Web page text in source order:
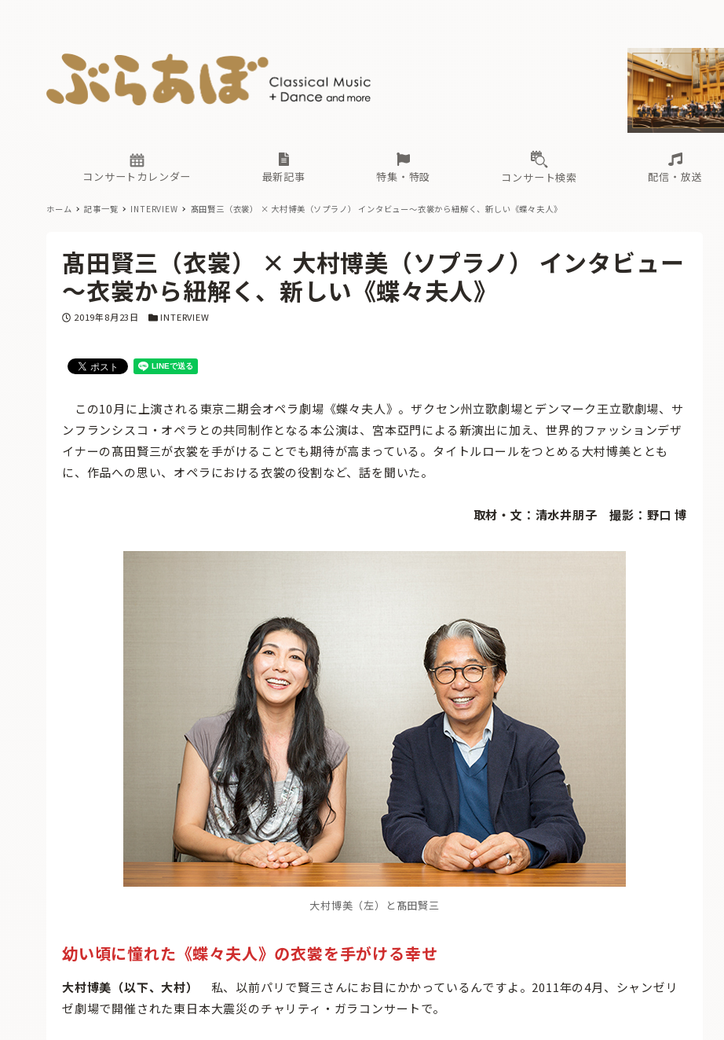
コンサートカレンダー 最新記事
古楽とその先と オーケストラの楽屋から 海の向こうの音楽家
過去の連載
特集・特設
現場のプロが推す！間違いないオーケストラコンサート
過去の特集
コンサート検索 配信・放送
無料ライブ配信スケジュール 有料ライブ配信スケジュール
あ か さ た な は ま わ
古楽とその先と 海の向こうの音楽家 Aからの眺望
過去の特集
無料ライブ配信スケジュール
あ か さ
ホーム 記事一覧 INTERVIEW 髙田賢三（衣裳） × 大村博美（ソプラノ） インタビュー〜衣裳から紐解く、新しい《蝶々夫人》
髙田賢三（衣裳） × 大村博美（ソプラノ） インタビュー
〜衣裳から紐解く、新しい《蝶々夫人》
投稿日
2019年8月23日 カテゴリー
INTERVIEW
この10月に上演される東京二期会オペラ劇場《蝶々夫人》。ザクセン州立歌劇場とデンマーク王立歌劇場、サ
ンフランシスコ・オペラとの共同制作となる本公演は、宮本亞門による新演出に加え、世界的ファッションデザ
イナーの髙田賢三が衣裳を手がけることでも期待が高まっている。タイトルロールをつとめる大村博美ととも
に、作品への思い、オペラにおける衣裳の役割など、話を聞いた。
取材・文：清水井朋子 撮影：野口 博
大村博美（左）と髙田賢三
幼い頃に憧れた《蝶々夫人》の衣裳を手がける幸せ
大村博美（以下、大村）
私、以前パリで賢三さんにお目にかかっているんですよ。2011年の4月、シャンゼリ
ゼ劇場で開催された東日本大震災のチャリティ・ガラコンサートで。